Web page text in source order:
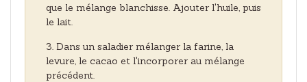
que le mélange blanchisse. Ajouter l'huile, puis
le lait.
Dans un saladier mélanger la farine, la
levure, le cacao et l'incorporer au mélange
précédent.